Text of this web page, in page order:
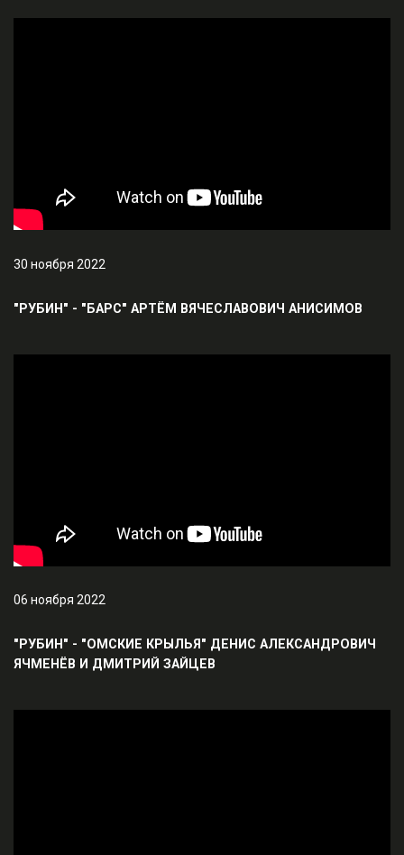
30 ноября 2022
"РУБИН" - "БАРС" АРТЁМ ВЯЧЕСЛАВОВИЧ АНИСИМОВ
06 ноября 2022
"РУБИН" - "ОМСКИЕ КРЫЛЬЯ" ДЕНИС АЛЕКСАНДРОВИЧ
ЯЧМЕНЁВ И ДМИТРИЙ ЗАЙЦЕВ